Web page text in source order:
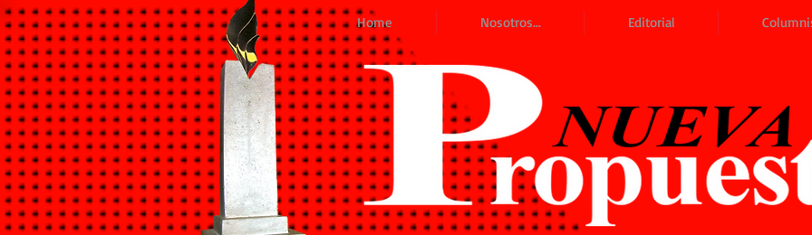
Home Nosotros... Editorial